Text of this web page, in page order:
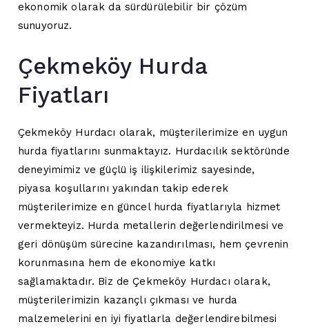
ekonomik olarak da sürdürülebilir bir çözüm
sunuyoruz.
Çekmeköy Hurda
Fiyatları
Çekmeköy Hurdacı olarak, müşterilerimize en uygun
hurda fiyatlarını sunmaktayız. Hurdacılık sektöründe
deneyimimiz ve güçlü iş ilişkilerimiz sayesinde,
piyasa koşullarını yakından takip ederek
müşterilerimize en güncel hurda fiyatlarıyla hizmet
vermekteyiz. Hurda metallerin değerlendirilmesi ve
geri dönüşüm sürecine kazandırılması, hem çevrenin
korunmasına hem de ekonomiye katkı
sağlamaktadır. Biz de Çekmeköy Hurdacı olarak,
müşterilerimizin kazançlı çıkması ve hurda
malzemelerini en iyi fiyatlarla değerlendirebilmesi